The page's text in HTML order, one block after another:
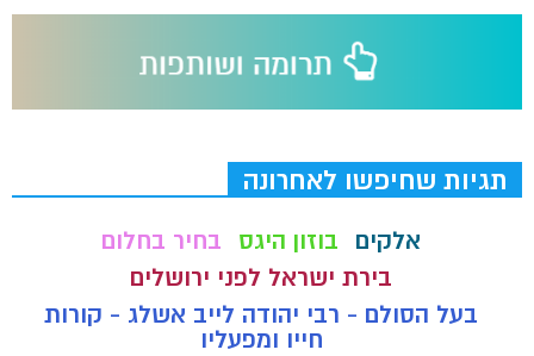
תגיות שחיפשו לאחרונה
אלקים בוזון היגס
בחיר בחלום
בירת ישראל לפני ירושלים
בעל הסולם - רבי יהודה לייב אשלג - קורות
חייו ומפעליו